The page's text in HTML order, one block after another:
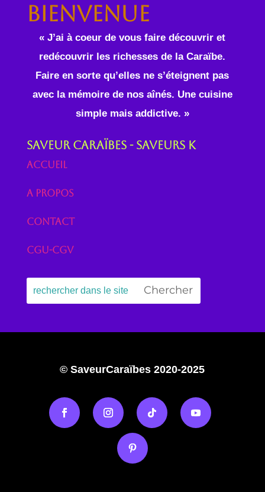
Bienvenue
« J’ai à coeur de vous faire découvrir et
redécouvrir les richesses de la Caraïbe.
Faire en sorte qu’elles ne s’éteignent pas
avec la mémoire de nos aînés. Une cuisine
simple mais addictive. »
Saveur Caraïbes - Saveurs K
Accueil
A propos
Contact
CGU-CGV
© SaveurCaraïbes 2020-2025